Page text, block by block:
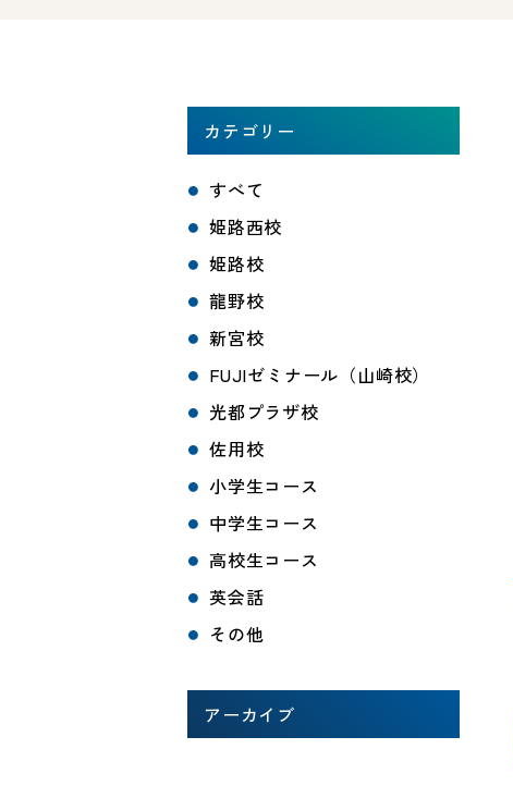
カテゴリー
すべて
姫路西校
姫路校
龍野校
新宮校
FUJIゼミナール（山崎校）
光都プラザ校
佐用校
小学生コース
中学生コース
高校生コース
英会話
その他
アーカイブ